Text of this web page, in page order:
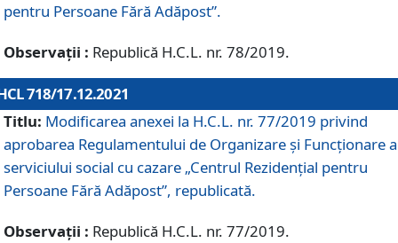
pentru Persoane Fără Adăpost”.
Observații : Republică H.C.L. nr. 78/2019.
718/17.12.2021
Titlu: Modificarea anexei la H.C.L. nr. 77/2019 privind
aprobarea Regulamentului de Organizare și Funcționare
serviciului social cu cazare „Centrul Rezidențial pentru
Persoane Fără Adăpost”, republicată.
Observații : Republică H.C.L. nr. 77/2019.